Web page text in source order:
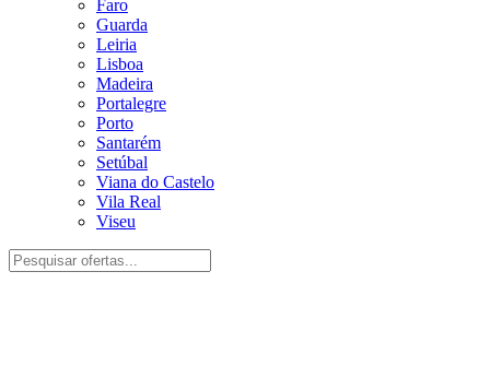
Faro
Guarda
Leiria
Lisboa
Madeira
Portalegre
Porto
Santarém
Setúbal
Viana do Castelo
Vila Real
Viseu